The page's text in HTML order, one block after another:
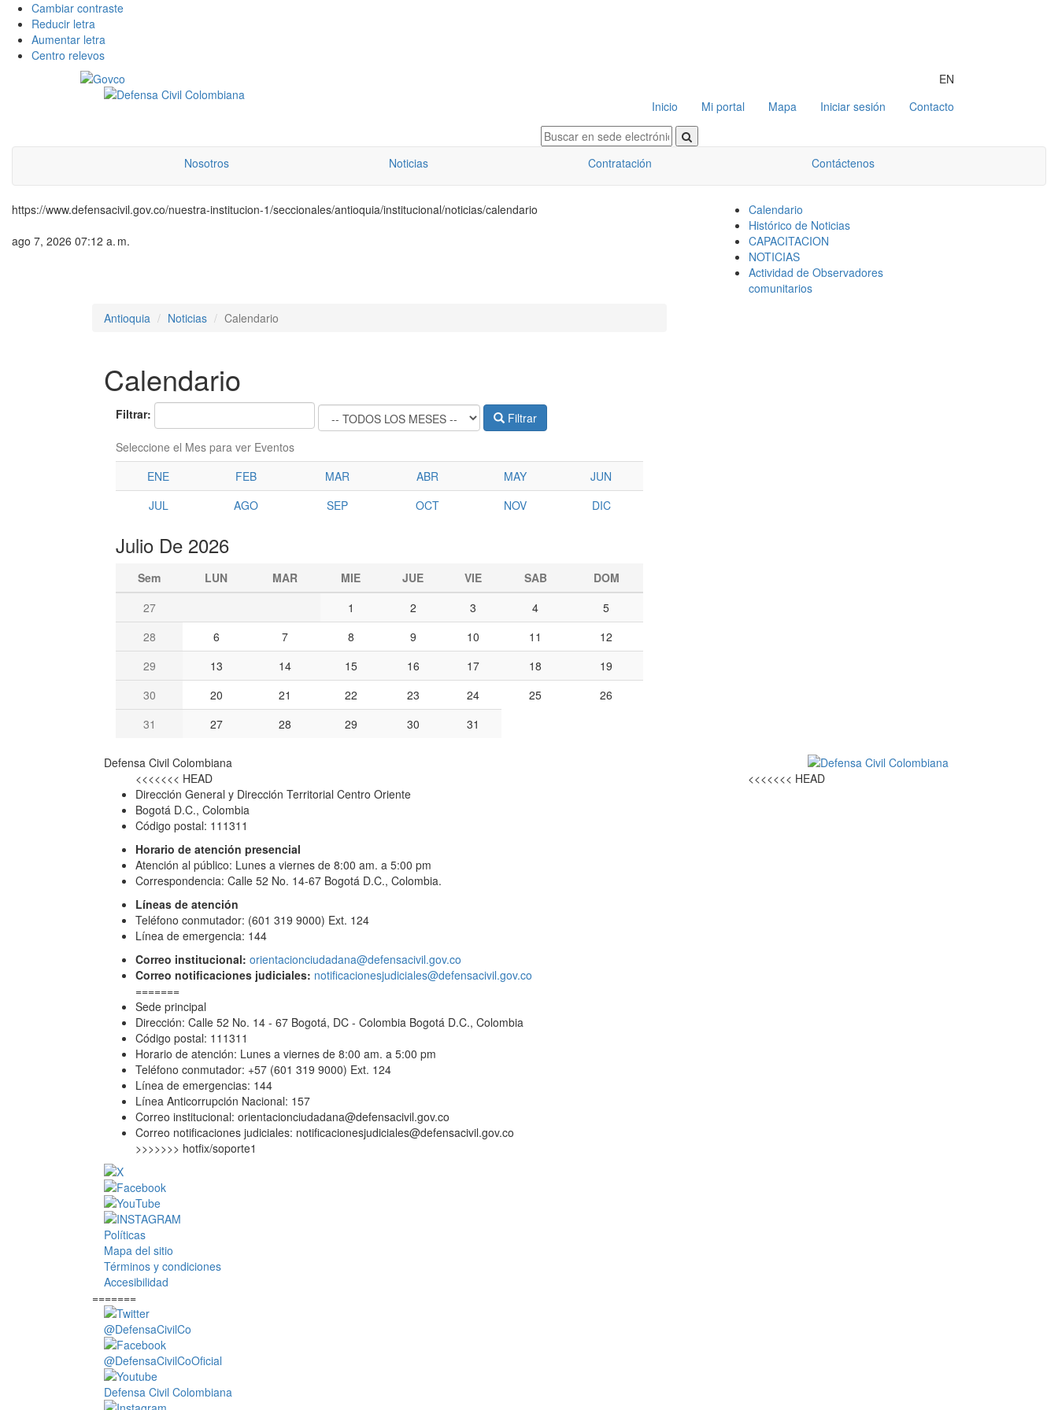
Cambiar contraste
Reducir letra
Aumentar letra
Centro relevos
EN
Inicio
Mi portal Mapa Iniciar sesión Contacto
Nosotros Noticias Contratación Contáctenos
https://www.defensacivil.gov.co/nuestra-institucion-1/seccionales/antioquia/institucional/noticias/calendario
ago 7, 2026 07:12 a. m.
Calendario
Histórico de Noticias
CAPACITACION
NOTICIAS
Actividad de Observadores
comunitarios
Antioquia
Noticias Calendario
Calendario
Filtrar:
Filtrar
Seleccione el Mes para ver Eventos
ENE
FEB MAR ABR MAY
JUN
JUL
AGO SEP OCT NOV DIC
Julio De 2026
Sem LUN MAR MIE JUE VIE SAB
DOM
27
1 2 3 4
5
28
6 7 8 9 10 11
12
29
13 14 15 16 17 18
19
30
20 21 22 23 24 25
26
31
27 28 29 30 31
Defensa Civil Colombiana
<<<<<<< HEAD
Dirección General y Dirección Territorial Centro Oriente
Bogotá D.C., Colombia
Código postal: 111311
Horario de atención presencial
Atención al público: Lunes a viernes de 8:00 am. a 5:00 pm
Correspondencia: Calle 52 No. 14-67 Bogotá D.C., Colombia.
Líneas de atención
Teléfono conmutador: (601 319 9000) Ext. 124
Línea de emergencia: 144
Correo institucional: orientacionciudadana@defensacivil.gov.co
Correo notificaciones judiciales: notificacionesjudiciales@defensacivil.gov.co
=======
Sede principal
Dirección: Calle 52 No. 14 - 67 Bogotá, DC - Colombia Bogotá D.C., Colombia
Código postal: 111311
Horario de atención: Lunes a viernes de 8:00 am. a 5:00 pm
Teléfono conmutador: +57 (601 319 9000) Ext. 124
Línea de emergencias: 144
Línea Anticorrupción Nacional: 157
Correo institucional: orientacionciudadana@defensacivil.gov.co
Correo notificaciones judiciales: notificacionesjudiciales@defensacivil.gov.co
>>>>>>> hotfix/soporte1
<<<<<<< HEAD
Políticas
Mapa del sitio
Términos y condiciones
Accesibilidad
=======
@DefensaCivilCo
@DefensaCivilCoOficial
Defensa Civil Colombiana